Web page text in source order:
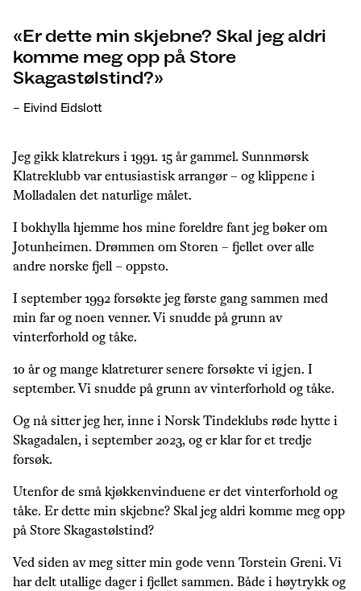
Jeg gikk klatrekurs i 1991. 15 år gammel. Sunnmørsk
Klatreklubb var entusiastisk arrangør – og klippene i
Molladalen det naturlige målet.
I bokhylla hjemme hos mine foreldre fant jeg bøker om
Jotunheimen. Drømmen om Storen – fjellet over alle
andre norske fjell – oppsto.
I september 1992 forsøkte jeg første gang sammen med
min far og noen venner. Vi snudde på grunn av
vinterforhold og tåke.
10 år og mange klatreturer senere forsøkte vi igjen. I
september. Vi snudde på grunn av vinterforhold og tåke.
Og nå sitter jeg her, inne i Norsk Tindeklubs røde hytte i
Skagadalen, i september 2023, og er klar for et tredje
forsøk.
Utenfor de små kjøkkenvinduene er det vinterforhold og
tåke. Er dette min skjebne? Skal jeg aldri komme meg opp
på Store Skagastølstind?
Ved siden av meg sitter min gode venn Torstein Greni. Vi
har delt utallige dager i fjellet sammen. Både i høytrykk og
Er dette min skjebne? Skal jeg aldri
komme meg opp på Store
Skagastølstind?
– Eivind Eidslott